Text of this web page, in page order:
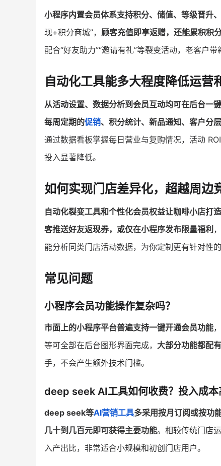
小程序内置会员体系支持积分、储值、等级晋升
现+积分商城”， 顾客充值即享返赠，还能累积积
配合“好友助力”“邀请有礼”等裂变活动，老客户
自动化工具能多大程度降低运营
从活动设置、数据分析到会员互动均可在后台一
每周定期的促销、积分统计、新品通知、客户分
通过数据看板掌握每日营业与复购情况，活动
投入显著降低。
如何实现门店差异化，超越周边
自动化裂变工具和个性化会员权益让咖啡小店打
客推送好友返现券，或仅在小程序发布限量福利
能分析同类门店活动数据，为你定制更有针对性
常见问题
小程序会员功能操作复杂吗？
市面上的小程序平台普遍支持一键开通会员功能
等可全部在后台图形界面完成， 大部分功能都配
手，不会产生额外技术门槛。
deep seek AI工具如何收费？投入成本
deep seek等AI营销工具多采用按月订阅或按功
几十到几百元即可获得主要功能。相较传统门店
入产出比，非常适合小规模和初创门店用户。